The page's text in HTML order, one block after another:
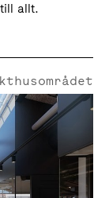
allt.